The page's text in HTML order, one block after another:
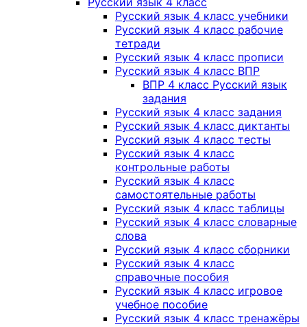
Русский язык 4 класс учебники
Русский язык 4 класс рабочие
тетради
Русский язык 4 класс прописи
Русский язык 4 класс ВПР
ВПР 4 класс Русский язык
задания
Русский язык 4 класс задания
Русский язык 4 класс диктанты
Русский язык 4 класс тесты
Русский язык 4 класс
контрольные работы
Русский язык 4 класс
самостоятельные работы
Русский язык 4 класс таблицы
Русский язык 4 класс словарные
слова
Русский язык 4 класс сборники
Русский язык 4 класс
справочные пособия
Русский язык 4 класс игровое
учебное пособие
Русский язык 4 класс тренажёры